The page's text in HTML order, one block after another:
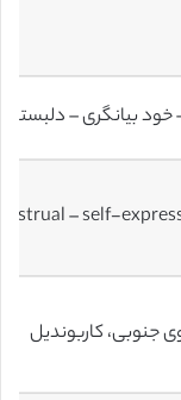
خود بیانگری –
– self-
جنوبی، کاربوندیل